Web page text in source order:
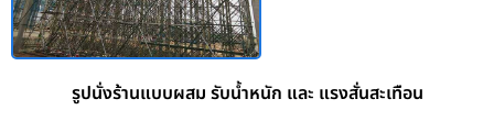
รูปนั่งร้านแบบผสม รับน้ำหนัก และ แรงสั่นสะเทือน